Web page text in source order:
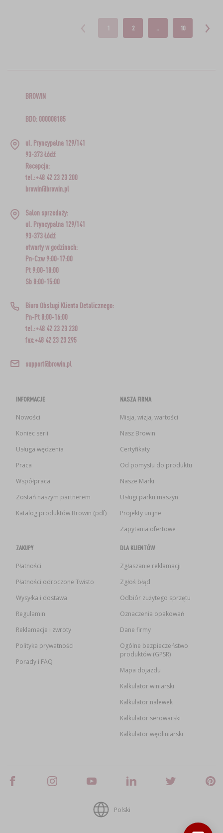
1 2 .. 10
BROWIN
BDO: 000008185
ul. Pryncypalna 129/141
93-373 Łódź
Recepcja:
tel.:+48 42 23 23 200
browin@browin.pl
Salon sprzedaży:
ul. Pryncypalna 129/141
93-373 Łódź
otwarty w godzinach:
Pn-Czw 9:00-17:00
Pt 9:00-18:00
Sb 8:00-15:00
Biuro Obsługi Klienta Detalicznego:
Pn-Pt 8:00-16:00
tel.:+48 42 23 23 230
fax:+48 42 23 23 295
support@browin.pl
INFORMACJE
Nowości
Koniec serii
Usługa wędzenia
Praca
Współpraca
Zostań naszym partnerem
Katalog produktów Browin (pdf)
NASZA FIRMA
Misja, wizja, wartości
Nasz Browin
Certyfikaty
Od pomysłu do produktu
Nasze Marki
Usługi parku maszyn
Projekty unijne
Zapytania ofertowe
ZAKUPY
Płatności
Płatności odroczone Twisto
Wysyłka i dostawa
Regulamin
Reklamacje i zwroty
Polityka prywatności
Porady i FAQ
DLA KLIENTÓW
Zgłaszanie reklamacji
Zgłoś błąd
Odbiór zużytego sprzętu
Oznaczenia opakowań
Dane firmy
Ogólne bezpieczeństwo
produktów (GPSR)
Mapa dojazdu
Kalkulator winiarski
Kalkulator nalewek
Kalkulator serowarski
Kalkulator wędliniarski
Polski